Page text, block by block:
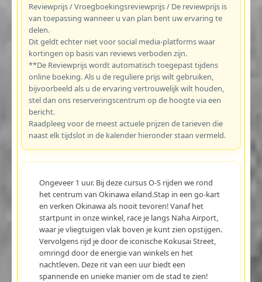
Reviewprijs / Vroegboekingsreviewprijs / De reviewprijs is
van toepassing wanneer u van plan bent uw ervaring te
delen.
Dit geldt echter niet voor social media-platforms waar
kortingen op basis van reviews verboden zijn.
**De Reviewprijs wordt automatisch toegepast tijdens
online boeking. Als u de reguliere prijs wilt gebruiken,
bijvoorbeeld als u de ervaring vertrouwelijk wilt houden,
stel dan ons reserveringscentrum op de hoogte via een
bericht.
Raadpleeg voor de meest actuele prijzen de tarieven die
naast elk tijdslot in de kalender hieronder staan vermeld.
Ongeveer 1 uur. Bij deze cursus O-S rijden we rond
het centrum van Okinawa eiland.Stap in een go-kart
en verken Okinawa als nooit tevoren! Vanaf het
startpunt in onze winkel, race je langs Naha Airport,
waar je vliegtuigen vlak boven je kunt zien opstijgen.
Vervolgens rijd je door de iconische Kokusai Street,
omringd door de energie van winkels en het
nachtleven. Deze rit van een uur biedt een
spannende en unieke manier om de stad te zien!